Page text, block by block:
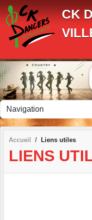
CK
Accueil Liens utiles
LIENS
Panneau de gestion des